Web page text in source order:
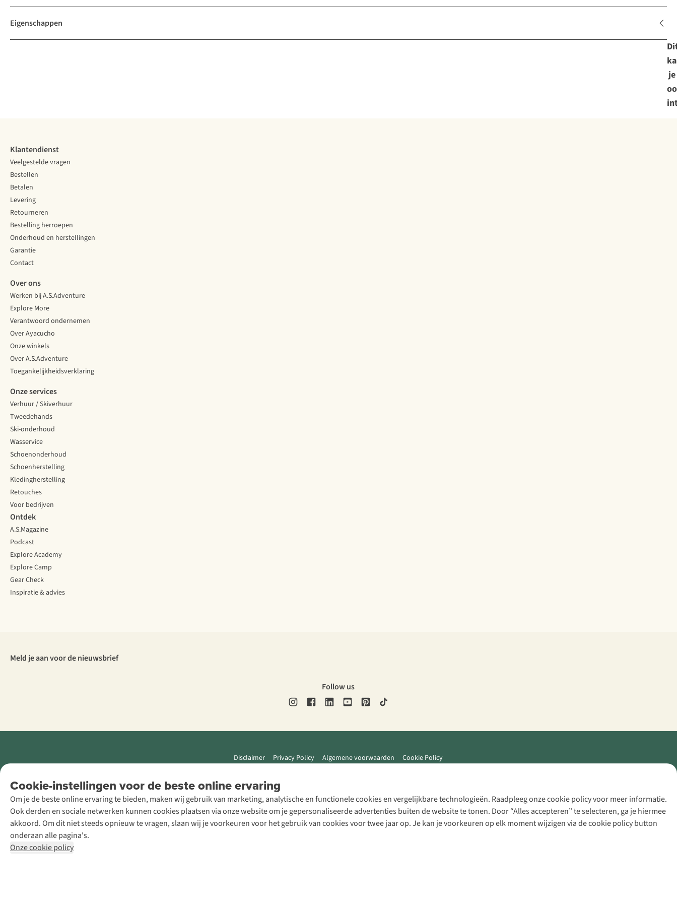
Eigenschappen
je
Cookie-instellingen voor de beste online ervaring
Om je de beste online ervaring te bieden, maken wij gebruik van marketing, analytische en functionele cookies en vergelijkbare technologieën. Raadpleeg onze cookie policy voor meer informatie.
Ook derden en sociale netwerken kunnen cookies plaatsen via onze website om je gepersonaliseerde advertenties buiten de website te tonen. Door “Alles accepteren” te selecteren, ga je hiermee
akkoord. Om dit niet steeds opnieuw te vragen, slaan wij je voorkeuren voor het gebruik van cookies voor twee jaar op. Je kan je voorkeuren op elk moment wijzigen via de cookie policy button
onderaan alle pagina's.
Onze cookie policy
Klantendienst
Veelgestelde vragen
Bestellen
Betalen
Levering
Retourneren
Bestelling herroepen
Onderhoud en herstellingen
Garantie
Contact
Over ons
Werken bij A.S.Adventure
Explore More
Verantwoord ondernemen
Over Ayacucho
Onze winkels
Over A.S.Adventure
Toegankelijkheidsverklaring
Onze services
Verhuur / Skiverhuur
Tweedehands
Ski-onderhoud
Wasservice
Schoenonderhoud
Schoenherstelling
Kledingherstelling
Retouches
Voor bedrijven
Ontdek
A.S.Magazine
Podcast
Explore Academy
Explore Camp
Gear Check
Inspiratie & advies
Meld je aan voor de nieuwsbrief
Follow us
Disclaimer Privacy Policy Algemene voorwaarden Cookie Policy
Retail Concepts
NV,
Smallandlaan
9, B-2660
Hoboken
+32 (0)3 828
30 15